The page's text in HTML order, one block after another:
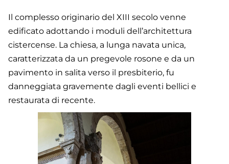
Il complesso originario del XIII secolo venne
edificato adottando i moduli dell’architettura
cistercense. La chiesa, a lunga navata unica,
caratterizzata da un pregevole rosone e da un
pavimento in salita verso il presbiterio, fu
danneggiata gravemente dagli eventi bellici e
restaurata di recente.